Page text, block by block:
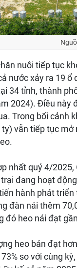
nuôi tiếp tục
nước xảy ra 19
34 tỉnh, thành
2024). Điều
Trong bối cảnh
ty) vẫn tiếp tục
nhất quý 4/
đang hoạt
hành phát
đàn nái thêm
đó heo nái đạt
heo bán đạt
so với cùng